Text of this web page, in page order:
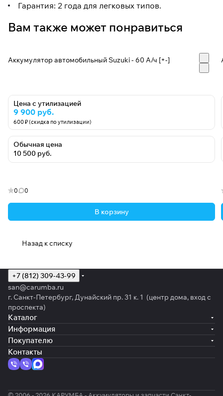
Гарантия: 2 года для легковых типов.
Вам также может понравиться
Аккумулятор автомобильный Suzuki - 60 А/ч [+-]
Цена с утилизацией
9 900 руб.
600 ₽ (скидка по утилизации)
Обычная цена
10 500 руб.
0 0
В корзину
Назад к списку
+7 (812) 309-43-99
san@carumba.ru
г. Санкт-Петербург, Дунайский пр. 31 к. 1 (центр дома, вход с
проспекта)
Каталог
Информация
Покупателю
Контакты